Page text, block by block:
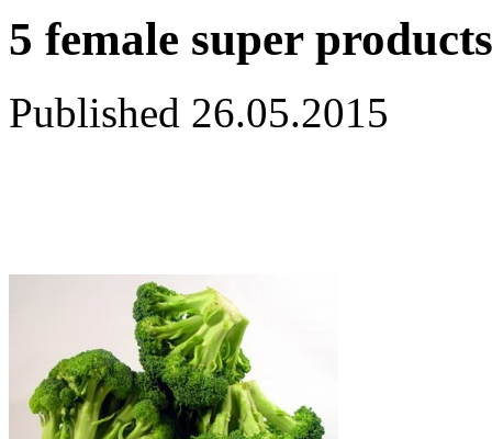
5 female super products
Published 26.05.2015